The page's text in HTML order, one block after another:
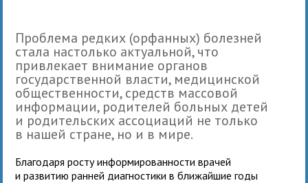
Проблема редких (орфанных) болезней
стала настолько актуальной, что
привлекает внимание органов
государственной власти, медицинской
общественности, средств массовой
информации, родителей больных детей
и родительских ассоциаций не только
в нашей стране, но и в мире.
Благодаря росту информированности врачей
и развитию ранней диагностики в ближайшие годы